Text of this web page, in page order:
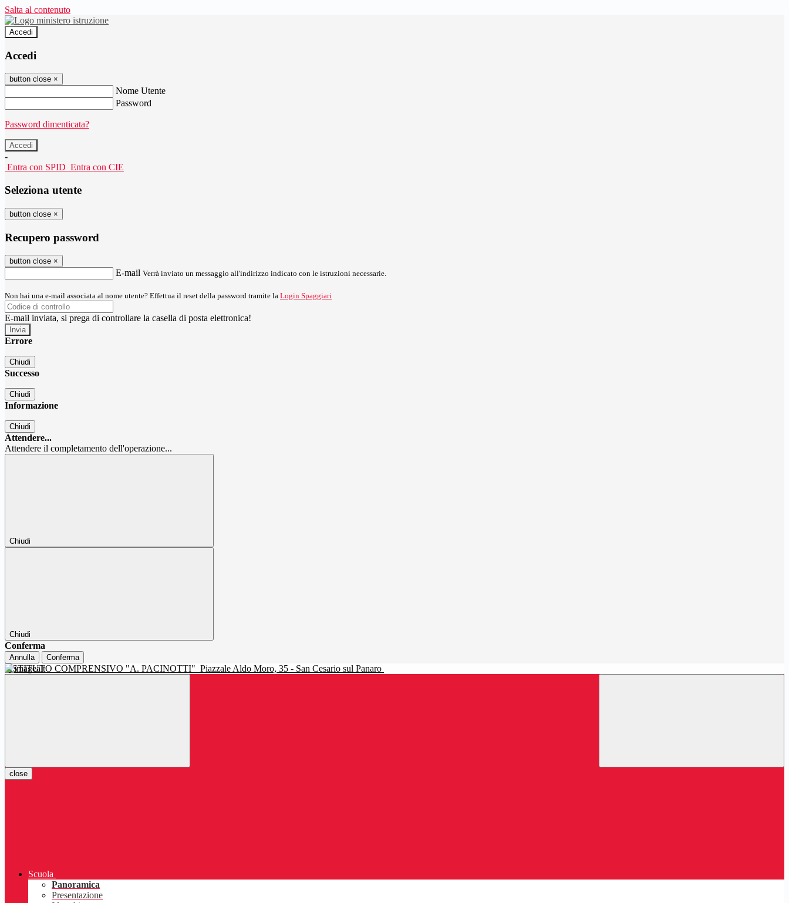
Salta al contenuto
Accedi
Accedi
button close ×
Nome Utente
Password
Password dimenticata?
-
Entra con SPID Entra con CIE
Seleziona utente
button close ×
Recupero password
button close ×
E-mail Verrà inviato un messaggio all'indirizzo indicato con le istruzioni necessarie.
Non hai una e-mail associata al nome utente? Effettua il reset della password tramite la Login Spaggiari
E-mail inviata, si prega di controllare la casella di posta elettronica!
Errore
Chiudi
Successo
Chiudi
Informazione
Chiudi
Attendere...
Attendere il completamento dell'operazione...
Chiudi
Chiudi
Conferma
Annulla Conferma
ISTITUTO COMPRENSIVO "A. PACINOTTI" Piazzale Aldo Moro, 35 - San Cesario sul Panaro
close
Scuola
Panoramica
Presentazione